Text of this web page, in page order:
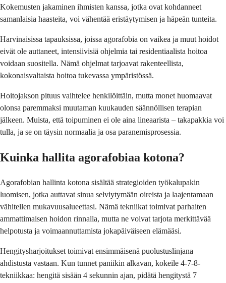
Kokemusten jakaminen ihmisten kanssa, jotka ovat kohdanneet
samanlaisia haasteita, voi vähentää eristäytymisen ja häpeän tunteita.
Harvinaisissa tapauksissa, joissa agorafobia on vaikea ja muut hoidot
eivät ole auttaneet, intensiivisiä ohjelmia tai residentiaalista hoitoa
voidaan suositella. Nämä ohjelmat tarjoavat rakenteellista,
kokonaisvaltaista hoitoa tukevassa ympäristössä.
Hoitojakson pituus vaihtelee henkilöittäin, mutta monet huomaavat
olonsa paremmaksi muutaman kuukauden säännöllisen terapian
jälkeen. Muista, että toipuminen ei ole aina lineaarista – takapakkia voi
tulla, ja se on täysin normaalia ja osa paranemisprosessia.
Kuinka hallita agorafobiaa kotona?
Agorafobian hallinta kotona sisältää strategioiden työkalupakin
luomisen, jotka auttavat sinua selviytymään oireista ja laajentamaan
vähitellen mukavuusalueettasi. Nämä tekniikat toimivat parhaiten
ammattimaisen hoidon rinnalla, mutta ne voivat tarjota merkittävää
helpotusta ja voimaannuttamista jokapäiväiseen elämääsi.
Hengitysharjoitukset toimivat ensimmäisenä puolustuslinjana
ahdistusta vastaan. Kun tunnet paniikin alkavan, kokeile 4-7-8-
tekniikkaa: hengitä sisään 4 sekunnin ajan, pidätä hengitystä 7